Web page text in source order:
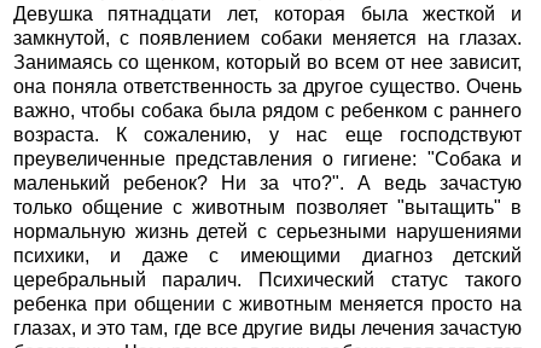
Девушка пятнадцати лет, которая была жесткой и
замкнутой, с появлением собаки меняется на глазах.
Занимаясь со щенком, который во всем от нее зависит,
она поняла ответственность за другое существо. Очень
важно, чтобы собака была рядом с ребенком с раннего
возраста. К сожалению, у нас еще господствуют
преувеличенные представления о гигиене: "Собака и
маленький ребенок? Ни за что?". А ведь зачастую
только общение с животным позволяет "вытащить" в
нормальную жизнь детей с серьезными нарушениями
психики, и даже с имеющими диагноз детский
церебральный паралич. Психический статус такого
ребенка при общении с животным меняется просто на
глазах, и это там, где все другие виды лечения зачастую